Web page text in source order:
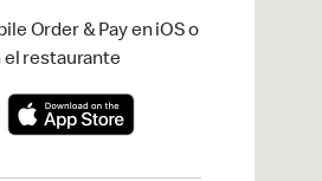
Order & Pay en iOS o
el restaurante